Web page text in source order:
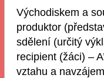
Východiskem a
produktor
sdělení (určitý
recipient (žáci) –
vztahu a